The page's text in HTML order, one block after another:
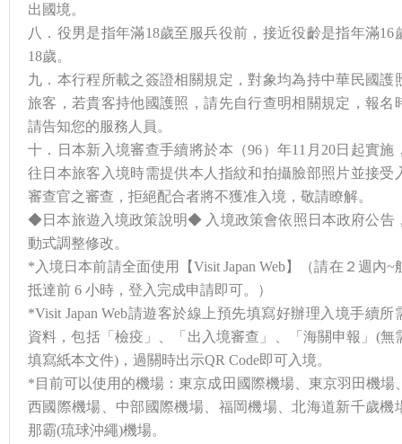
出國境。
八．役男是指年滿18歲至服兵役前，接近役齡是指年滿16
18歲。
九．本行程所載之簽證相關規定，對象均為持中華民國護
旅客，若貴客持他國護照，請先自行查明相關規定，報名
請告知您的服務人員。
十．日本新入境審查手續將於本（96）年11月20日起實施
往日本旅客入境時需提供本人指紋和拍攝臉部照片並接受
審查官之審查，拒絕配合者將不獲准入境，敬請瞭解。
◆日本旅遊入境政策說明◆ 入境政策會依照日本政府公告
動式調整修改。
*入境日本前請全面使用【Visit Japan Web】（請在２週內~
抵達前 6 小時，登入完成申請即可。）
*Visit Japan Web請遊客於線上預先填寫好辦理入境手續所
資料，包括「檢疫」、「出入境審查」、「海關申報」(無
填寫紙本文件)，過關時出示QR Code即可入境。
*目前可以使用的機場：東京成田國際機場、東京羽田機場
西國際機場、中部國際機場、福岡機場、北海道新千歲機
那霸(琉球沖繩)機場。